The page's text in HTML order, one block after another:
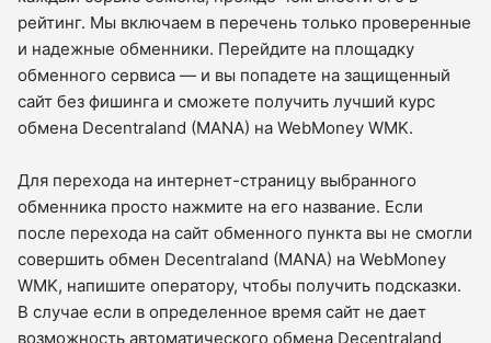
рейтинг. Мы включаем в перечень только проверенные
и надежные обменники. Перейдите на площадку
обменного сервиса — и вы попадете на защищенный
сайт без фишинга и сможете получить лучший курс
обмена Decentraland (MANA) на WebMoney WMK.
Для перехода на интернет-страницу выбранного
обменника просто нажмите на его название. Если
после перехода на сайт обменного пункта вы не смогли
совершить обмен Decentraland (MANA) на WebMoney
WMK, напишите оператору, чтобы получить подсказки.
В случае если в определенное время сайт не дает
возможность автоматического обмена Decentraland